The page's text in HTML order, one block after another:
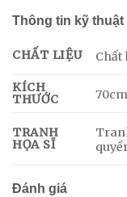
Thông tin kỹ thuật
CHẤT LIỆU Chất
KÍCH
THƯỚC
TRANH
HỌA SĨ
Đánh giá